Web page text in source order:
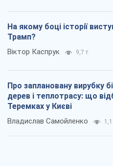
На якому боці історії
Трамп?
Віктор Каспрук 9,7 т.
Про заплановану вирубку
дерев і теплотрасу: що
Теремках у Києві
Владислав Самойленко 1,1